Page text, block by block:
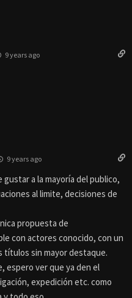
9 years ago
9 years ago
a la mayoría del publico,
al limite, decisiones de
propuesta de
con actores conocido, con un
títulos sin mayor destaque.
espero ver que ya den el
expedición etc. como